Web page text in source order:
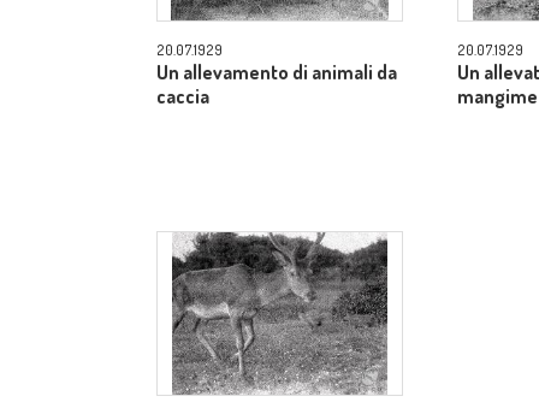
20.07.1929
Un allevamento di animali da
caccia
20.07.1929
Un